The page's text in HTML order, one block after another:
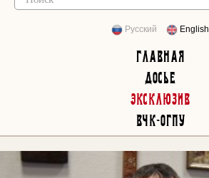
Русский English
Главная
Досье
Эксклюзив
ВЧК-ОГПУ